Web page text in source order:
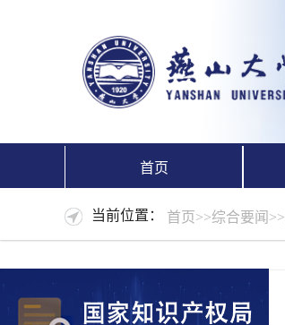
首页
当前位置： 首页>>综合要闻 >>